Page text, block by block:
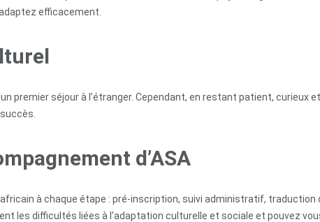
efficacement.
premier séjour à l’étranger. Cependant, en restant patient,
d’ASA
à chaque étape : pré-inscription, suivi administratif,
les difficultés liées à l’adaptation culturelle et sociale et pouvez